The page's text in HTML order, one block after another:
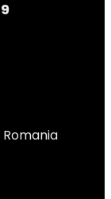
Romania